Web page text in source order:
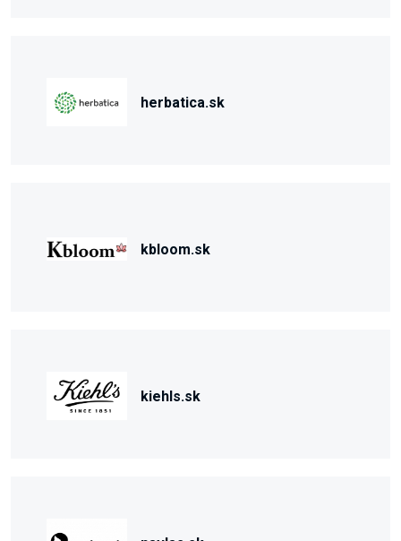
herbatica.sk
kbloom.sk
kiehls.sk